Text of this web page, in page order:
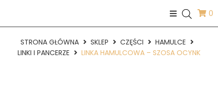
0
STRONA GŁÓWNA SKLEP CZĘŚCI
HAMULCE
LINKI I PANCERZE
LINKA HAMULCOWA – SZOSA OCYNK